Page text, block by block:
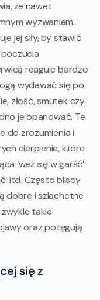
że nawet
wyzwaniem.
jej siły, by stawić
reaguje bardzo
wydawać się po
złość, smutek czy
je opanować. Te
do zrozumienia i
cierpienie, które
‘weź się w garść’
itd. Często bliscy
dobre i szlachetne
takie
oraz potęgują
się z